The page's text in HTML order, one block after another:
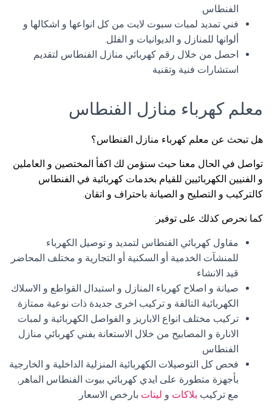
الفنطاس.
فني تمديد لمبات سبوت لايت من كل انواعها و اشكالها و
ألوانها للمنازل و الديوانيات و الفلل.
احصل من خلال رقم كهربائي منازل الفنطاس لتقديم
استشارات فنية وتقنية
معلم كهرباء منازل الفنطاس
هل تبحث عن معلم كهرباء منازل الفنطاس؟
تواصل في الحال معنا حيث سنؤمن لك اكفأ المختصين و العاملين
و الفنيين الكهربائيين للقيام بخدمات كهربائية في الفنطاس
كالتركيب و التصليح و الصيانة باحتراف و اتقان.
كما نحرص كذلك على توفير:
مقاول كهربائي الفنطاس لتمديد و توصيل الكهرباء
للمنشآت الخدمية أو السكنية أو التجارية و مختلف المحاضر
قيد الانشاء.
صيانة و اصلاح كهرباء المنازل و استبدال القواطع و الاسلاك
الكهربائية التالفة و تركيب اخرى جديدة ذات نوعية ممتازة.
تركيب مختلف انواع الاباريز و الفواصل الكهربائية و لمبات
الانارة و المصابيح من خلال الاستعانة بفني كهربائي منازل
الفنطاس.
فحص كل التوصيلات الكهربائية المنزلية الداخلية و الخارجية
بأجهزة متطورة على ايدي كهربائي بيوت الفنطاس الماهر,
مع تركيب بلاكات و ليتات بارخص الاسعار.